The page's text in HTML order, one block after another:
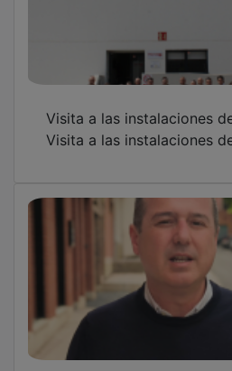
Visita a las instalaciones